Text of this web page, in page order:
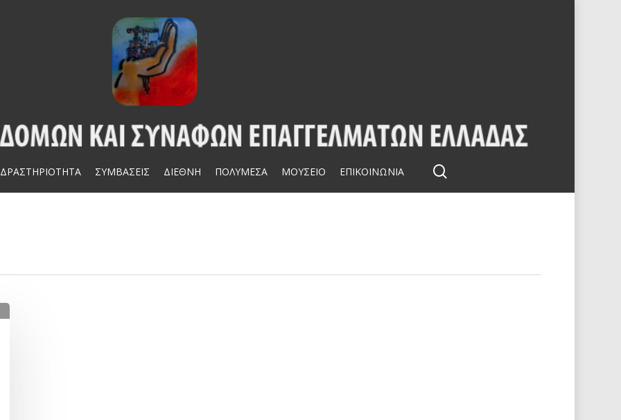
ΔΡΑΣΤΗΡΙΟΤΗΤΑ ΣΥΜΒΑΣΕΙΣ ΔΙΕΘΝΗ ΠΟΛΥΜΕΣΑ ΜΟΥΣΕΙΟ ΕΠΙΚΟΙΝΩΝΙΑ